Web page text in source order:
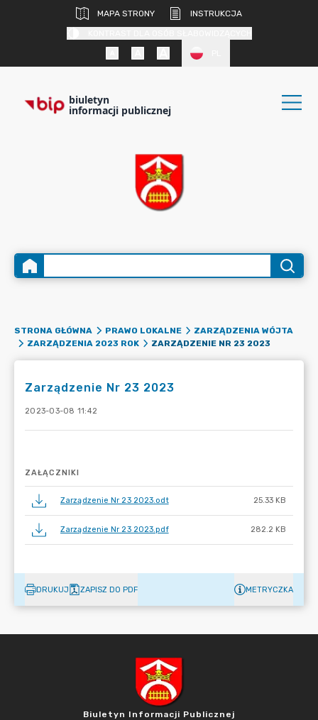
MAPA STRONY
INSTRUKCJA
biuletyn
informacji publicznej
STRONA GŁÓWNA PRAWO LOKALNE
ZARZĄDZENIA WÓJTA
ZARZĄDZENIA 2023 ROK
ZARZĄDZENIE NR 23 2023
Zarządzenie Nr 23 2023
2023-03-08 11:42
ZAŁĄCZNIKI
Zarządzenie Nr 23 2023.odt 25.33 KB
Zarządzenie Nr 23 2023.pdf 282.2 KB
DRUKUJ ZAPISZ DO PDF METRYCZKA
Biuletyn Informacji Publicznej